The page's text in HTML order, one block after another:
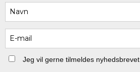
Jeg vil gerne tilmeldes nyhedsbrevet